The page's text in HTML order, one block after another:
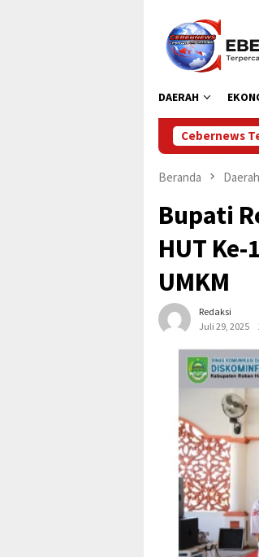
konten
DAERAH
Cebernews
Perhubungan Kabupaten Kampar
Beranda Daerah
Bupati
HUT
UMKM
Redaksi
Juli 29, 2025